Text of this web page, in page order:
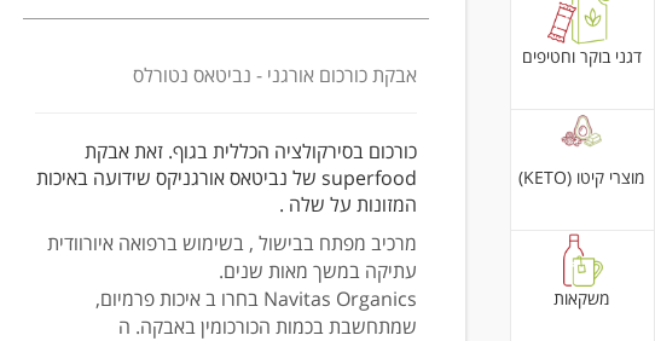
דגני בוקר וחטיפים
מוצרי קיטו (KETO)
משקאות
אבקת כורכום אורגני - נביטאס נטורלס
כורכום בסירקולציה הכללית בגוף. זאת אבקת
superfood של נביטאס אורגניקס שידועה באיכות
המזונות על שלה .
מרכיב מפתח בבישול , בשימוש ברפואה איורוודית
עתיקה במשך מאות שנים.
Navitas Organics בחרו ב איכות פרמיום,
שמתחשבת בכמות הכורכומין באבקה. ה